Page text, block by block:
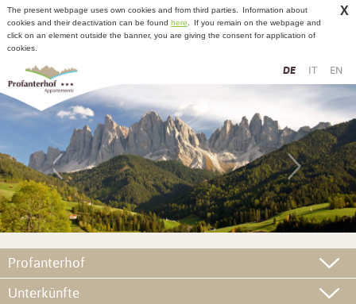
X
The present webpage uses own cookies and from third parties.
Information about
cookies and their deactivation can be found here
If you remain on the webpage and
click on an element outside the banner, you are giving the consent for application of
cookies.
DE IT EN
Profanterhof
Unterkünfte